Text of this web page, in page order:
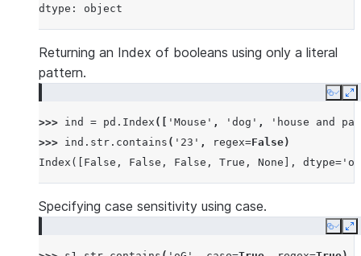
dtype: object
Returning an Index of booleans using only a literal
pattern.
Copy
>>> ind = pd . Index ([ 'Mouse' , 'dog' ,
'house and
>>> ind . str . contains ( '23' , regex=False)
Index([False, False, False, True, None],
Specifying case sensitivity using case.
Copy